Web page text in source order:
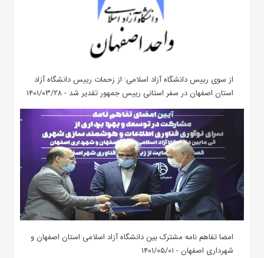
از سوی رییس دانشگاه آزاد اسلامی: از زحمات رییس دانشگاه آزاد
استان اصفهان در سفر استانی رییس جمهور تقدیر شد - ۱۴۰۱/۰۳/۲۸
امضا تفاهم نامه مشترک بین دانشگاه آزاد اسلامی استان اصفهان و
شهرداری اصفهان - ۱۴۰۱/۰۵/۰۱